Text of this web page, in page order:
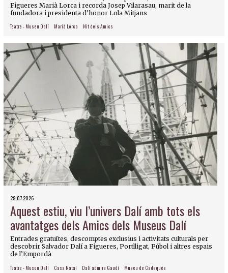
Figueres Marià Lorca i recorda Josep Vilarasau, marit de la
fundadora i presidenta d'honor Lola Mitjans
Teatre - Museu Dalí Marià Lorca Nit dels Amics
29.07.2026
Aquest estiu, viu l’univers Dalí amb tots els
avantatges dels Amics dels Museus Dalí
Entrades gratuïtes, descomptes exclusius i activitats culturals per
descobrir Salvador Dalí a Figueres, Portlligat, Púbol i altres espais
de l’Empordà
Teatre - Museu Dalí Casa Natal Dalí admira Gaudí
Museu de Cadaqués